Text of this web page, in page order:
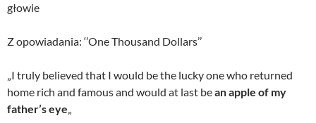
głowie
Z opowiadania: ‘’One Thousand Dollars’’
„I truly believed that I would be the lucky one who returned
home rich and famous and would at last bean apple of my
father’s eye„